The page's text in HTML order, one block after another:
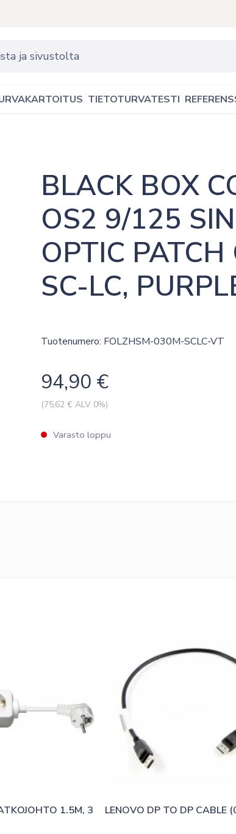
TIETOTURVATESTI
BLACK BOX
OS2 9/125
OPTIC
SC-LC,
Tuotenumero: FOLZHSM-030M-SCLC-VT
94,90 €
(75,62 € ALV 0%)
Varasto loppu
1.5M, 3
LENOVO DP TO DP CABLE